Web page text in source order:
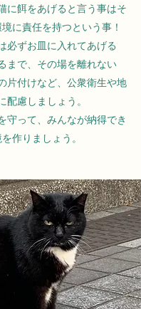
に餌をあげると言う事はそ
に責任を持つという事！
必ずお皿に入れてあげる
まで、その場を離れない
片付けなど、公衆衛生や地
配慮しましょう。
守って、みんなが納得でき
作りましょう。